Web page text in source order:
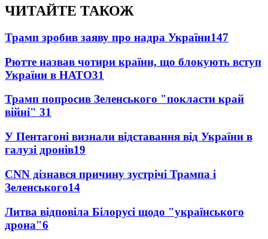
ЧИТАЙТЕ ТАКОЖ
Трамп зробив заяву про надра України147
Рютте назвав чотири країни, що блокують вступ
України в НАТО31
Трамп попросив Зеленського "покласти край
війні" 31
У Пентагоні визнали відставання від України в
галузі дронів19
CNN дізнався причину зустрічі Трампа і
Зеленського14
Литва відповіла Білорусі щодо "українського
дрона"6